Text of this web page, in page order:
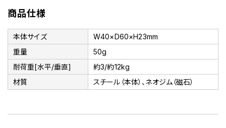
商品仕様
本体サイズ
W40×D60×H23mm
重量
50g
耐荷重[水平/垂直]
約3/約12kg
材質
スチール（本体）、ネオジム（磁石）